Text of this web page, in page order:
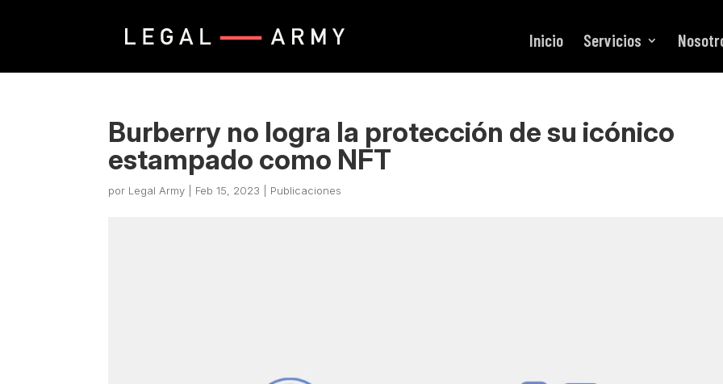
Inicio Servicios
Burberry no logra la protección de su icónico
estampado como NFT
por Legal Army Feb 15, 2023 Publicaciones